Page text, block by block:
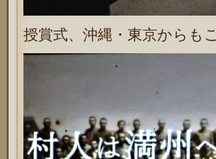
授賞式、沖縄・東京からも